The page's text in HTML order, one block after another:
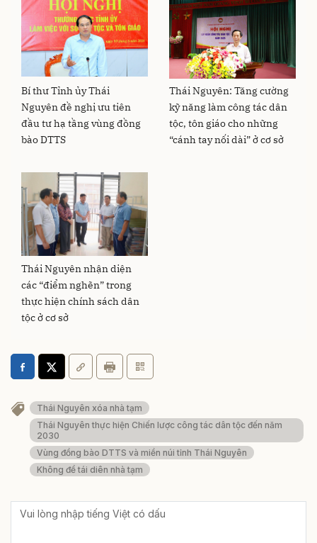
Bí thư Tỉnh ủy Thái
Nguyên đề nghị ưu tiên
đầu tư hạ tầng vùng đồng
bào DTTS
Thái Nguyên: Tăng cường
kỹ năng làm công tác dân
tộc, tôn giáo cho những
“cánh tay nối dài” ở cơ sở
Thái Nguyên nhận diện
các “điểm nghẽn” trong
thực hiện chính sách dân
tộc ở cơ sở
Thái Nguyên xóa nhà tạm
Thái Nguyên thực hiện Chiến lược công tác dân tộc đến năm
2030
Vùng đồng bào DTTS và miền núi tỉnh Thái Nguyên
Không để tái diên nhà tạm